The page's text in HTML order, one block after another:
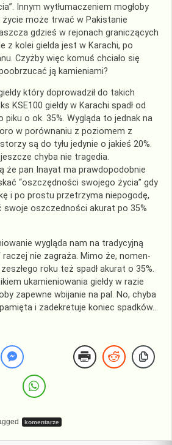
Innym wytłumaczeniem mogłoby
może trwać w Pakistanie
gdzieś w rejonach graniczących
z kolei giełda jest w Karachi, po
Czyżby więc komuś chciało się
ją kamieniami?
który doprowadził do takich
KSE100 giełdy w Karachi spadł od
o ok. 35%. Wygląda to jednak na
w porównaniu z poziomem z
są do tyłu jedynie o jakieś 20%.
chyba nie tragedia.
że pan Inayat ma prawdopodobnie
“oszczędności swojego życia” gdy
i po prostu przetrzyma niepogodę,
swoje oszczedności akurat po 35%
wygląda nam na tradycyjną
raczej nie zagraża. Mimo że, nomen-
roku też spadł akurat o 35%.
ukamieniowania giełdy w razie
zapewne wbijanie na pal. No, chyba
i zadekretuje koniec spadków…
komentarze